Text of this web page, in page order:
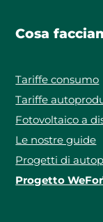
Cosa
Tariffe consumo
Tariffe
Fotovoltaico a
Le nostre guide
Progetti di
Progetto